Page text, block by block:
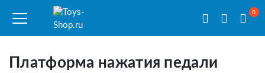
0
Платформа нажатия педали